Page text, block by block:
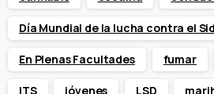
Día Mundial de la lucha contra el
En Plenas Facultades fumar
ITS jóvenes LSD